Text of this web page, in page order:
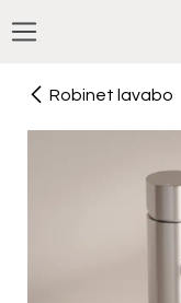
Robinet lavabo